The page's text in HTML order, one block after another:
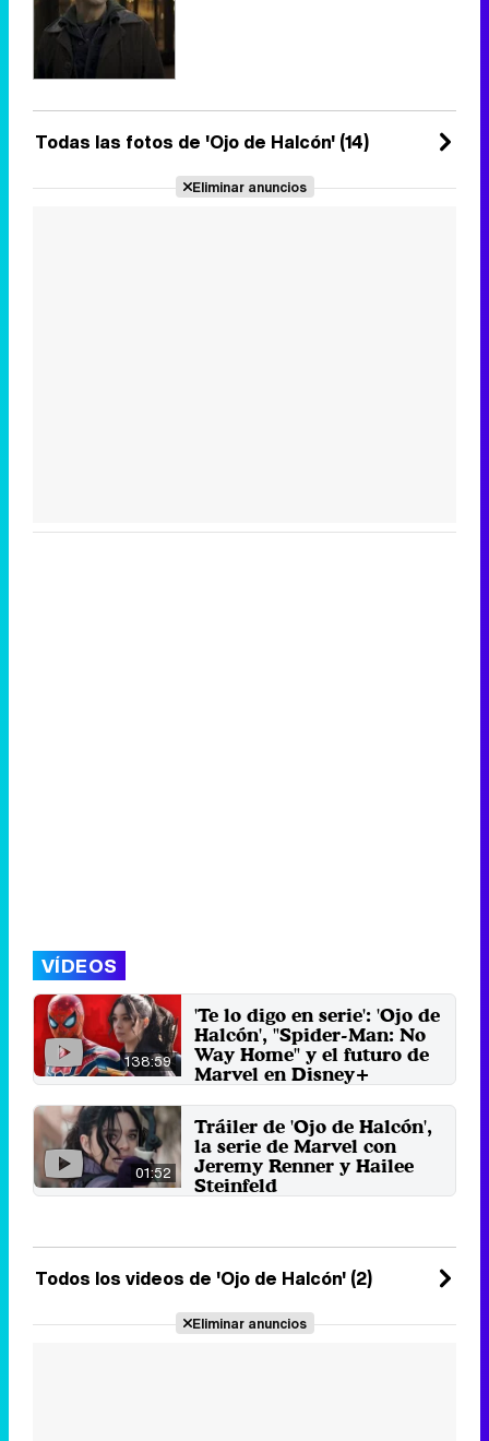
Todas las fotos de 'Ojo de Halcón' (14)
Eliminar anuncios
VÍDEOS
138:59
'Te lo digo en serie': 'Ojo de
Halcón', "Spider-Man: No
Way Home" y el futuro de
Marvel en Disney+
franquicia superheroica y
recordamos ...
10 de diciembre 2021
01:52
Tráiler de 'Ojo de Halcón',
la serie de Marvel con
Jeremy Renner y Hailee
Steinfeld
Todos los videos de 'Ojo de Halcón' (2)
Eliminar anuncios